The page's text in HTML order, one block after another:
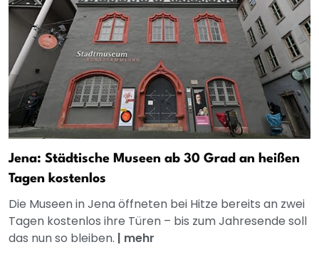
Jena: Städtische Museen ab 30 Grad an heißen
Tagen kostenlos
Die Museen in Jena öffneten bei Hitze bereits an zwei
Tagen kostenlos ihre Türen – bis zum Jahresende soll
das nun so bleiben. | mehr